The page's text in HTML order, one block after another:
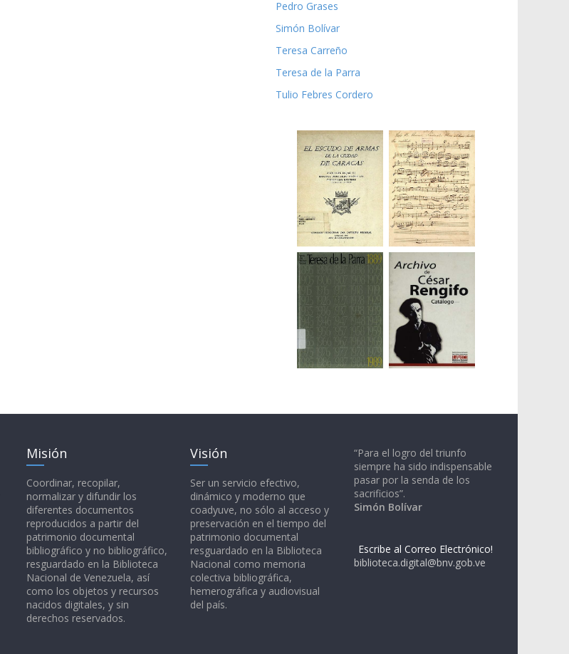
Pedro Grases
Simón Bolívar
Teresa Carreño
Teresa de la Parra
Tulio Febres Cordero
Misión
Coordinar, recopilar,
normalizar y difundir los
diferentes documentos
reproducidos a partir del
patrimonio documental
bibliográfico y no bibliográfico,
resguardado en la Biblioteca
Nacional de Venezuela, así
como los objetos y recursos
nacidos digitales, y sin
derechos reservados.
Visión
Ser un servicio efectivo,
dinámico y moderno que
coadyuve, no sólo al acceso y
preservación en el tiempo del
patrimonio documental
resguardado en la Biblioteca
Nacional como memoria
colectiva bibliográfica,
hemerográfica y audiovisual
del país.
“Para el logro del triunfo
siempre ha sido indispensable
pasar por la senda de los
sacrificios”.
Simón Bolívar
Escribe al Correo Electrónico!
biblioteca.digital@bnv.gob.ve